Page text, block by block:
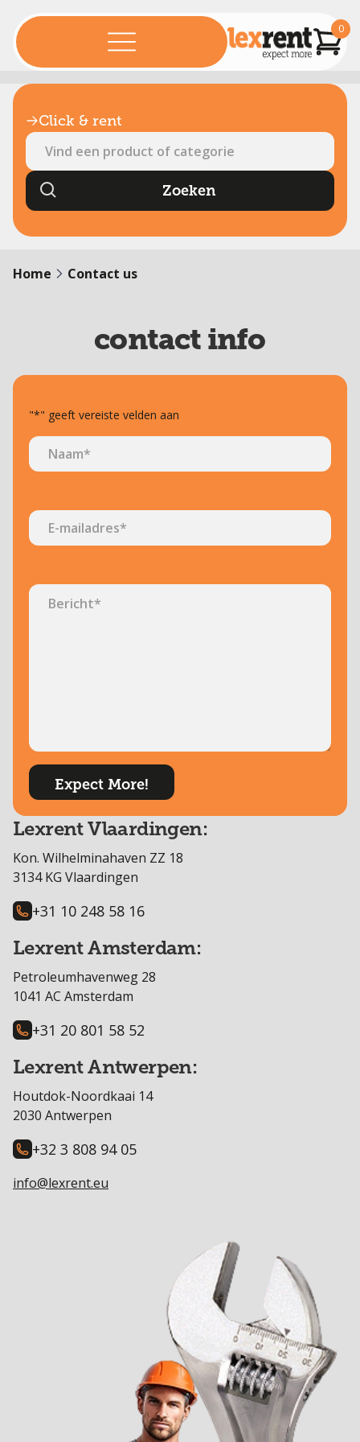
0
Click & rent
Home Contact us
contact info
"*" geeft vereiste velden aan
Naam*
E-
mailadres*
Bericht *
Lexrent Vlaardingen:
Kon. Wilhelminahaven ZZ 18
3134 KG Vlaardingen
+31 10 248 58 16
Lexrent Amsterdam:
Petroleumhavenweg 28
1041 AC Amsterdam
+31 20 801 58 52
Lexrent Antwerpen:
Houtdok-Noordkaai 14
2030 Antwerpen
+32 3 808 94 05
info@lexrent.eu